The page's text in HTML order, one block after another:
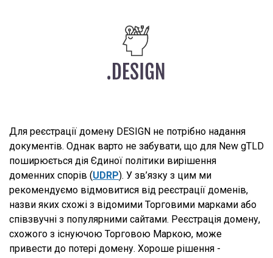
Для реєстрації домену DESIGN не потрібно надання
документів. Однак варто не забувати, що для New gTLD
поширюється дія Єдиної політики вирішення
доменних спорів (UDRP). У зв’язку з цим ми
рекомендуємо відмовитися від реєстрації доменів,
назви яких схожі з відомими Торговими марками або
співзвучні з популярними сайтами. Реєстрація домену,
схожого з існуючою Торговою Маркою, може
привести до потері домену. Хороше рішення -